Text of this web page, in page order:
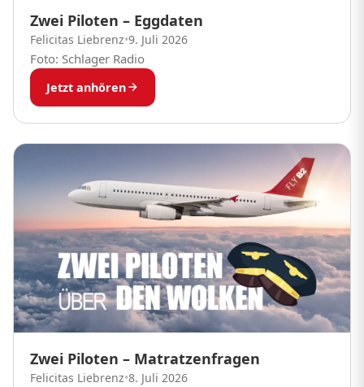
Zwei Piloten – Eggdaten
Felicitas Liebrenz•9. Juli 2026
Foto: Schlager Radio
Jetzt anhören
Zwei Piloten – Matratzenfragen
Felicitas Liebrenz•8. Juli 2026